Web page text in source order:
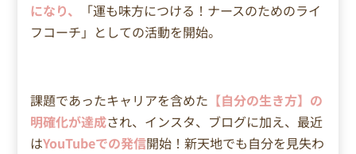
になり、
「運も味方につける！ナースのためのライ
フコーチ」としての活動を開始。
課題であったキャリアを含めた 【自分の生き方】の
明確化が達成され、インスタ、ブログに加え、最近
はYouTubeでの発信開始！新天地でも自分を見失わ